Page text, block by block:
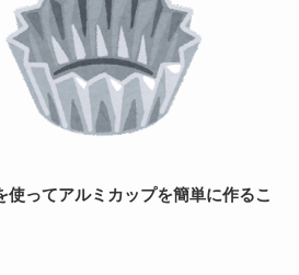
使ってアルミカップを簡単に作るこ